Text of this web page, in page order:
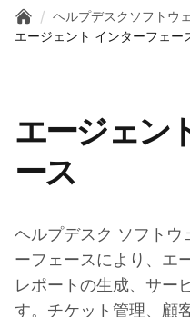
Home
/ ヘルプデスクソフトウ
エージェント インターフェー
エージェン
ース
ヘルプデスク ソフトウ
ーフェースにより、エ
レポートの生成、サー
す。チケット管理、顧